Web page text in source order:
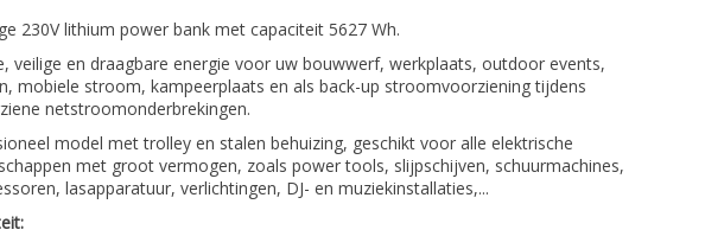
230V lithium power bank met capaciteit 5627 Wh.
veilige en draagbare energie voor uw bouwwerf, werkplaats, outdoor events,
mobiele stroom, kampeerplaats en als back-up stroomvoorziening tijdens
netstroomonderbrekingen.
model met trolley en stalen behuizing, geschikt voor alle elektrische
met groot vermogen, zoals power tools, slijpschijven, schuurmachines,
lasapparatuur, verlichtingen, DJ- en muziekinstallaties,...